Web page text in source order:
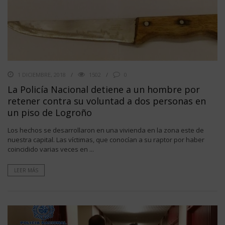
1 DICIEMBRE, 2018 1502
La Policía Nacional detiene a un hombre por
retener contra su voluntad a dos personas en
un piso de Logroño
Los hechos se desarrollaron en una vivienda en la zona este de
nuestra capital. Las víctimas, que conocían a su raptor por haber
coincidido varias veces en ...
LEER MÁS